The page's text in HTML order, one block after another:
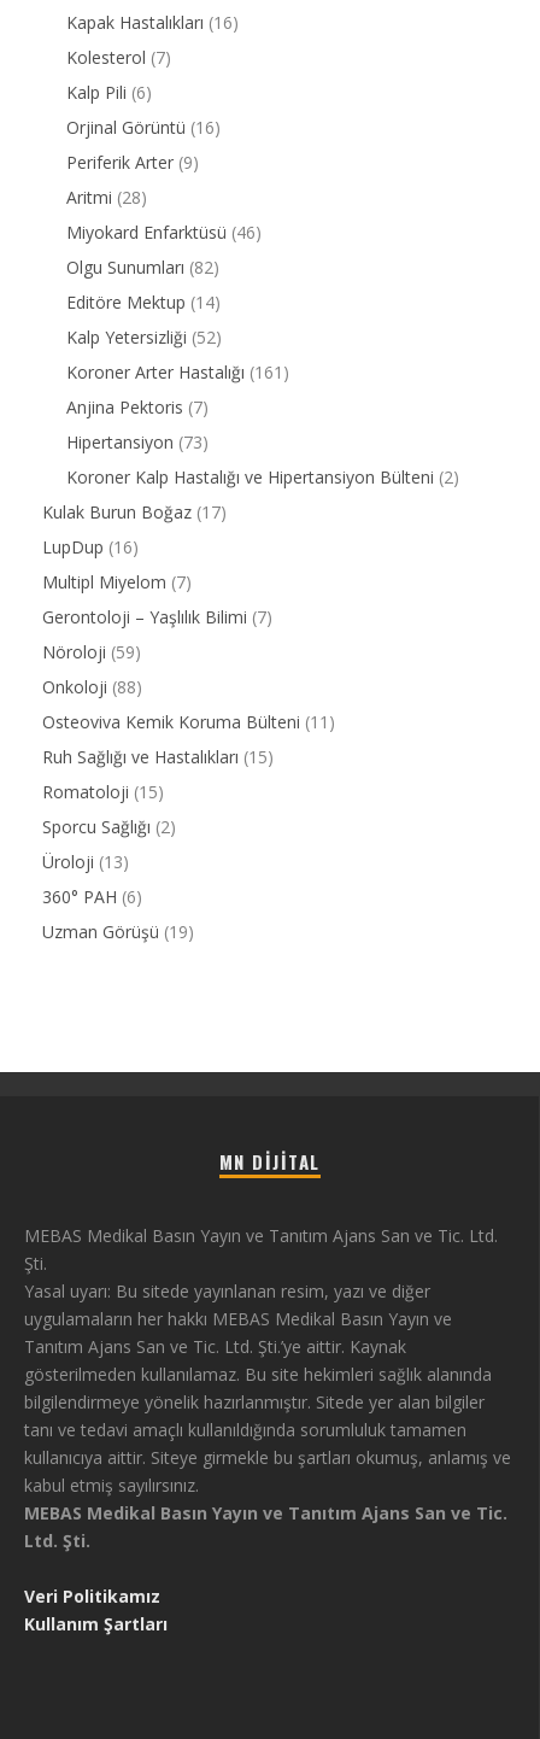
Kapak Hastalıkları (16)
Kolesterol (7)
Kalp Pili (6)
Orjinal Görüntü (16)
Periferik Arter (9)
Aritmi (28)
Miyokard Enfarktüsü (46)
Olgu Sunumları (82)
Editöre Mektup (14)
Kalp Yetersizliği (52)
Koroner Arter Hastalığı (161)
Anjina Pektoris (7)
Hipertansiyon (73)
Koroner Kalp Hastalığı ve Hipertansiyon Bülteni (2)
Kulak Burun Boğaz (17)
LupDup (16)
Multipl Miyelom (7)
Gerontoloji – Yaşlılık Bilimi (7)
Nöroloji (59)
Onkoloji (88)
Osteoviva Kemik Koruma Bülteni (11)
Ruh Sağlığı ve Hastalıkları (15)
Romatoloji (15)
Sporcu Sağlığı (2)
Üroloji (13)
360° PAH (6)
Uzman Görüşü (19)
MN DIJITAL
MEBAS Medikal Basın Yayın ve Tanıtım Ajans San ve Tic. Ltd.
Şti.
Yasal uyarı: Bu sitede yayınlanan resim, yazı ve diğer
uygulamaların her hakkı MEBAS Medikal Basın Yayın ve
Tanıtım Ajans San ve Tic. Ltd. Şti.’ye aittir. Kaynak
gösterilmeden kullanılamaz. Bu site hekimleri sağlık alanında
bilgilendirmeye yönelik hazırlanmıştır. Sitede yer alan bilgiler
tanı ve tedavi amaçlı kullanıldığında sorumluluk tamamen
kullanıcıya aittir. Siteye girmekle bu şartları okumuş, anlamış ve
kabul etmiş sayılırsınız.
MEBAS Medikal Basın Yayın ve Tanıtım Ajans San ve Tic.
Ltd. Şti.
Veri Politikamız
Kullanım Şartları